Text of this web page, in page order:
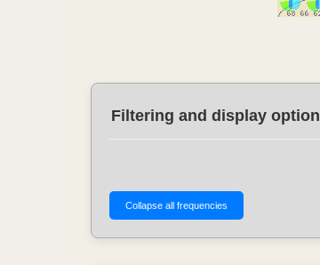
Filtering and display